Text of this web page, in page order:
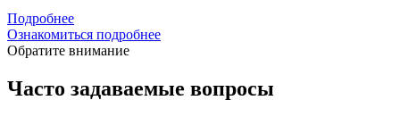
Подробнее
Ознакомиться подробнее
Обратите внимание
Часто задаваемые вопросы